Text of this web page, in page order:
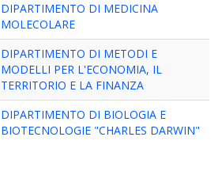
DIPARTIMENTO DI MEDICINA
MOLECOLARE
DIPARTIMENTO DI METODI E
MODELLI PER L'ECONOMIA, IL
TERRITORIO E LA FINANZA
DIPARTIMENTO DI BIOLOGIA E
BIOTECNOLOGIE "CHARLES DARWIN"